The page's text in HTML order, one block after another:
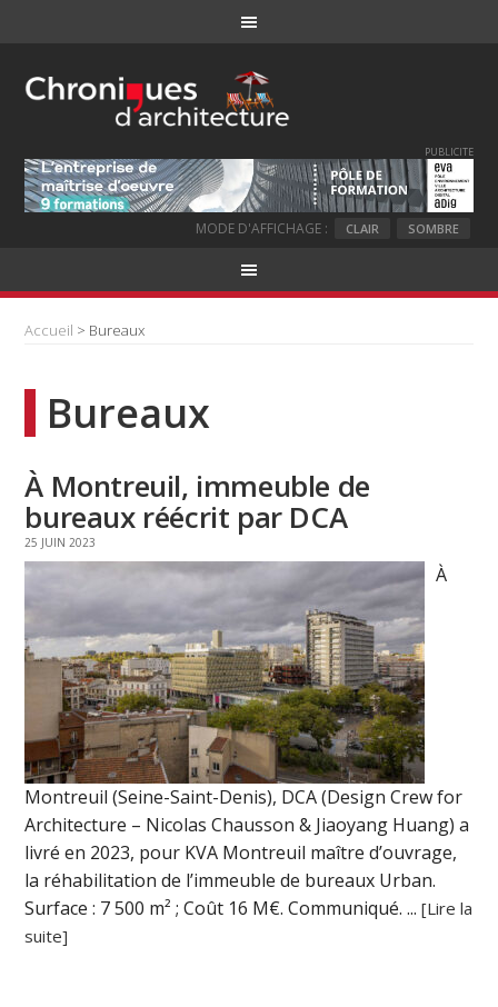
PUBLICITE
MODE D'AFFICHAGE : CLAIR SOMBRE
Accueil > Bureaux
Bureaux
À Montreuil, immeuble de
bureaux réécrit par DCA
25 JUIN 2023
À
Montreuil (Seine-Saint-Denis), DCA (Design Crew for
Architecture – Nicolas Chausson & Jiaoyang Huang) a
livré en 2023, pour KVA Montreuil maître d’ouvrage,
la réhabilitation de l’immeuble de bureaux Urban.
Surface : 7 500 m² ; Coût 16 M€. Communiqué. ...[Lire la
suite]